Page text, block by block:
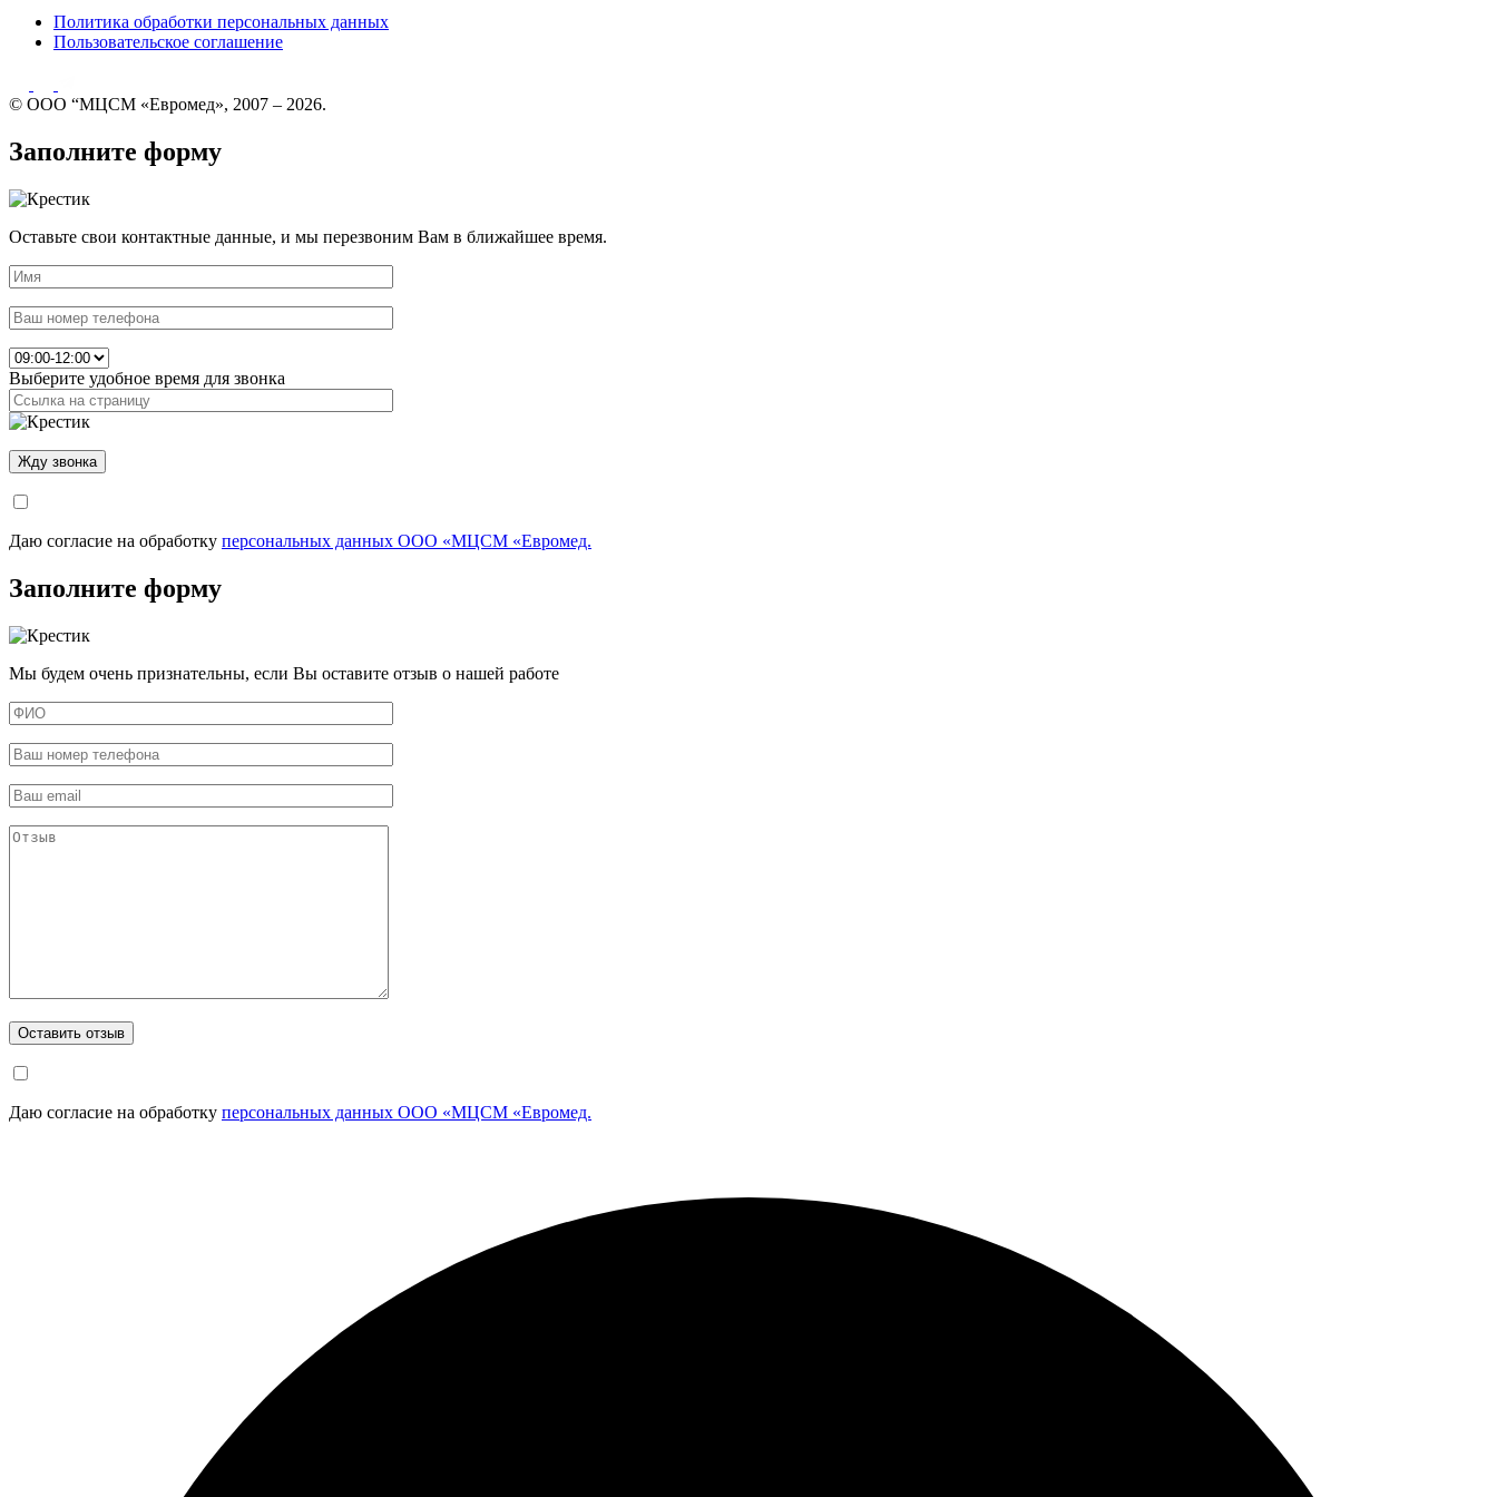
Политика обработки персональных данных
Пользовательское соглашение
© ООО “МЦСМ «Евромед», 2007 – 2026.
Заполните форму
Оставьте свои контактные данные, и мы перезвоним Вам в ближайшее время.
Выберите удобное время для звонка
Даю согласие на обработку персональных данных ООО «МЦСМ «Евромед.
Заполните форму
Мы будем очень признательны, если Вы оставите отзыв о нашей работе
Даю согласие на обработку персональных данных ООО «МЦСМ «Евромед.